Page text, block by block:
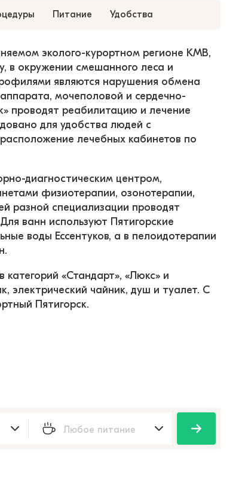
Питание Удобства
эколого-курортном регионе КМВ,
в окружении смешанного леса и
являются нарушения обмена
мочеполовой и сердечно-
проводят реабилитацию и лечение
для удобства людей с
лечебных кабинетов по
диагностическим центром,
физиотерапии, озонотерапии,
разной специализации проводят
ванн используют Пятигорские
воды Ессентуков, а в пелоидотерапии
«Стандарт», «Люкс» и
электрический чайник, душ и туалет. С
Пятигорск.